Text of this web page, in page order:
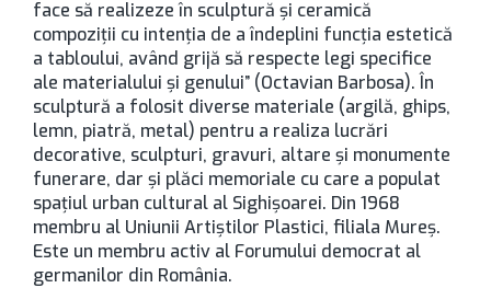
face să realizeze în sculptură şi ceramică
compoziţii cu intenţia de a îndeplini funcţia estetică
a tabloului, având grijă să respecte legi specifice
ale materialului şi genului” (Octavian Barbosa). În
sculptură a folosit diverse materiale (argilă, ghips,
lemn, piatră, metal) pentru a realiza lucrări
decorative, sculpturi, gravuri, altare și monumente
funerare, dar și plăci memoriale cu care a populat
spațiul urban cultural al Sighișoarei. Din 1968
membru al Uniunii Artiștilor Plastici, filiala Mureș.
Este un membru activ al Forumului democrat al
germanilor din România.